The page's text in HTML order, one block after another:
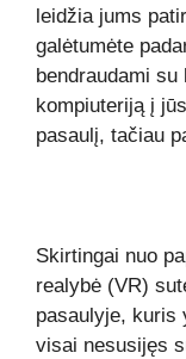
leidžia jums
galėtumėte
bendraudami
kompiuteriją į
pasaulį, tačiau
Skirtingai nuo
realybė (VR)
pasaulyje, kuris
visai nesusijęs